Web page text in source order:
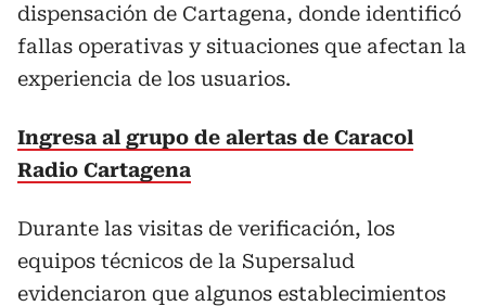
dispensación de Cartagena, donde identificó
fallas operativas y situaciones que afectan la
experiencia de los usuarios.
Ingresa al grupo de alertas de Caracol
Radio Cartagena
Durante las visitas de verificación, los
equipos técnicos de la Supersalud
evidenciaron que algunos establecimientos